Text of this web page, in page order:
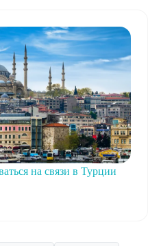
на связи в Турции